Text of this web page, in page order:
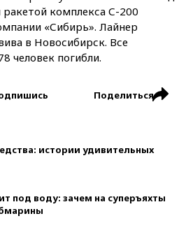
комплекса С-200
«Сибирь». Лайнер
в Новосибирск. Все
человек погибли.
Поделиться
истории удивительных
под воду: зачем на суперъяхты